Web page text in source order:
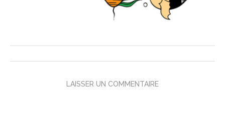
LAISSER UN COMMENTAIRE